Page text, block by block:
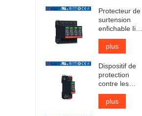
Protecteur de
surtension
enfichable Iimp
12,5 kA certifié
TUVplus
Dispositif de
protection
contre les
surtensions CA
de type 1 + 2
certifié TUV
plus